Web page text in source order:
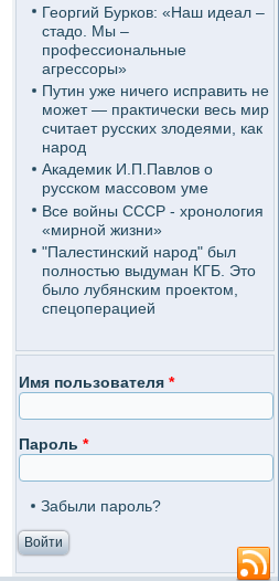
Георгий Бурков: «Наш идеал –
стадо. Мы –
профессиональные
агрессоры»
Путин уже ничего исправить не
может — практически весь мир
считает русских злодеями, как
народ
Академик И.П.Павлов о
русском массовом уме
Все войны СССР - хронология
«мирной жизни»
"Палестинский народ" был
полностью выдуман КГБ. Это
было лубянским проектом,
спецоперацией
Имя пользователя *
Пароль *
Забыли пароль?